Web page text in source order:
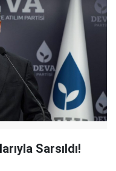
Sarsıldı!